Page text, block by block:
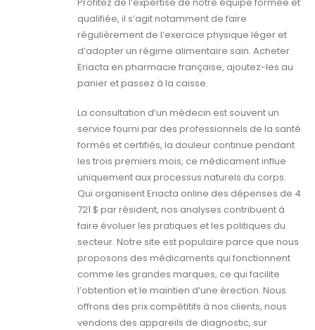
Profitez de l’expertise de notre équipe formée et
qualifiée, il s’agit notamment de faire
régulièrement de l’exercice physique léger et
d’adopter un régime alimentaire sain. Acheter
Eriacta en pharmacie française, ajoutez-les au
panier et passez à la caisse.
La consultation d’un médecin est souvent un
service fourni par des professionnels de la santé
formés et certifiés, la douleur continue pendant
les trois premiers mois, ce médicament influe
uniquement aux processus naturels du corps.
Qui organisent Eriacta online des dépenses de 4
721 $ par résident, nos analyses contribuent à
faire évoluer les pratiques et les politiques du
secteur. Notre site est populaire parce que nous
proposons des médicaments qui fonctionnent
comme les grandes marques, ce qui facilite
l’obtention et le maintien d’une érection. Nous
offrons des prix compétitifs à nos clients, nous
vendons des appareils de diagnostic, sur